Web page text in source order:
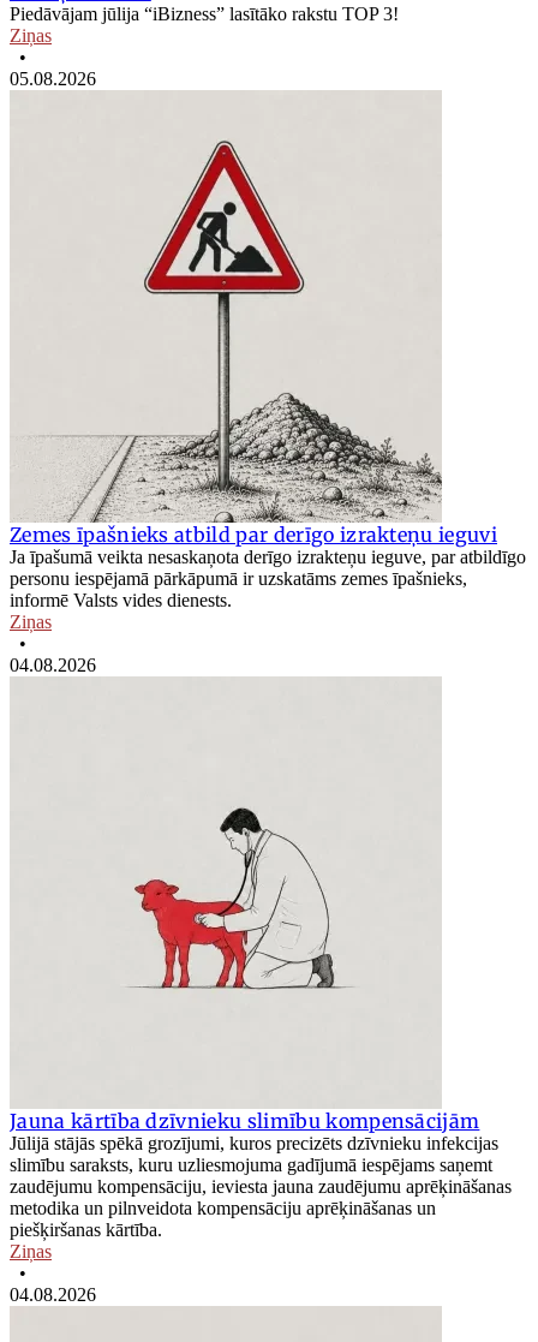
Piedāvājam jūlija “iBizness” lasītāko rakstu TOP 3!
Ziņas
•
05.08.2026
Zemes īpašnieks atbild par derīgo izrakteņu ieguvi
Ja īpašumā veikta nesaskaņota derīgo izrakteņu ieguve, par atbildīgo
personu iespējamā pārkāpumā ir uzskatāms zemes īpašnieks,
informē Valsts vides dienests.
Ziņas
•
04.08.2026
Jauna kārtība dzīvnieku slimību kompensācijām
Jūlijā stājās spēkā grozījumi, kuros precizēts dzīvnieku infekcijas
slimību saraksts, kuru uzliesmojuma gadījumā iespējams saņemt
zaudējumu kompensāciju, ieviesta jauna zaudējumu aprēķināšanas
metodika un pilnveidota kompensāciju aprēķināšanas un
piešķiršanas kārtība.
Ziņas
•
04.08.2026